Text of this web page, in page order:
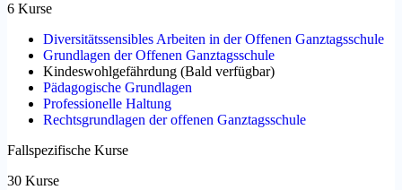
6 Kurse
Diversitätssensibles Arbeiten in der Offenen Ganztagsschule
Grundlagen der Offenen Ganztagsschule
Kindeswohlgefährdung (Bald verfügbar)
Pädagogische Grundlagen
Professionelle Haltung
Rechtsgrundlagen der offenen Ganztagsschule
Fallspezifische Kurse
30 Kurse